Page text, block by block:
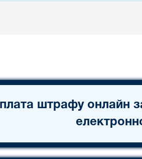
штрафу онлайн